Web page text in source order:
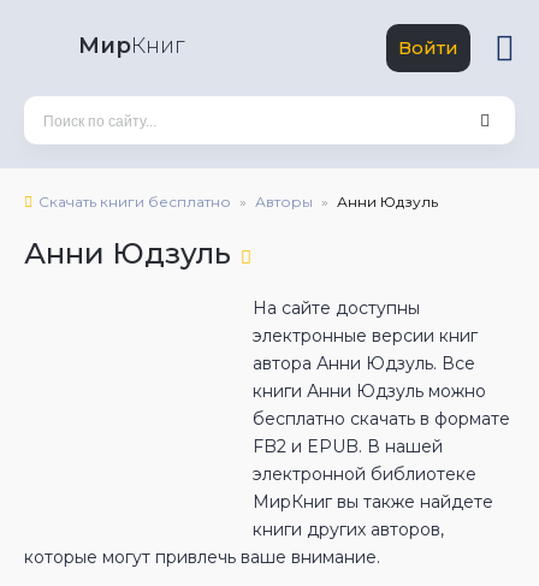
МирКниг Войти
Скачать книги бесплатно Авторы Анни Юдзуль
Анни Юдзуль
На сайте доступны
электронные версии книг
автора Анни Юдзуль. Все
книги Анни Юдзуль можно
бесплатно скачать в формате
FB2 и EPUB. В нашей
электронной библиотеке
МирКниг вы также найдете
книги других авторов,
которые могут привлечь ваше внимание.